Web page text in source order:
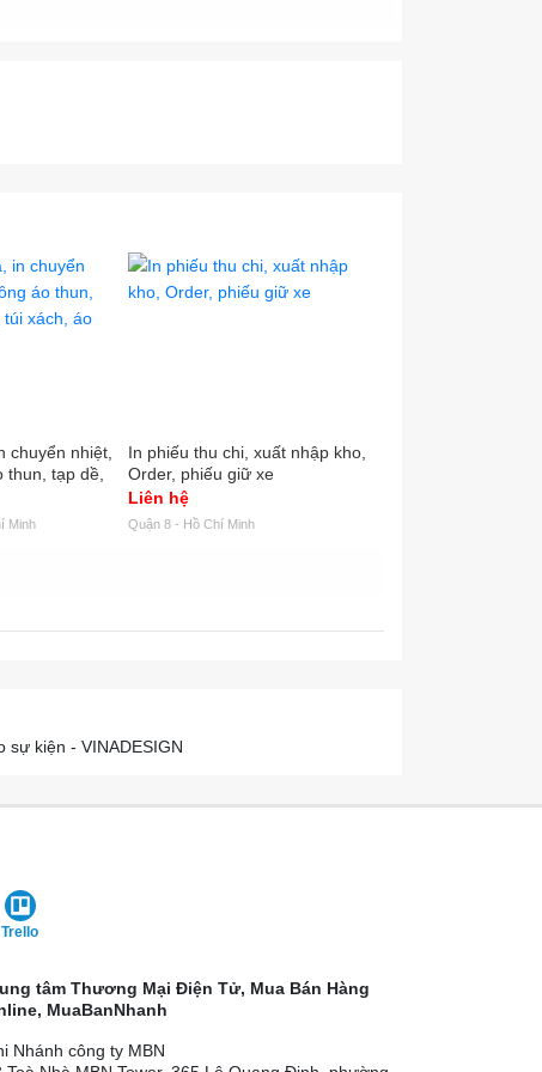
chuyển nhiệt,
thun, tạp dề,
áo mưa,...
Minh
In phiếu thu chi, xuất nhập kho,
Order, phiếu giữ xe
Liên hệ
Quận 8 - Hồ Chí Minh
kiện - VINADESIGN
Trello
tâm Thương Mại Điện Tử, Mua Bán Hàng
MuaBanNhanh
Nhánh công ty MBN